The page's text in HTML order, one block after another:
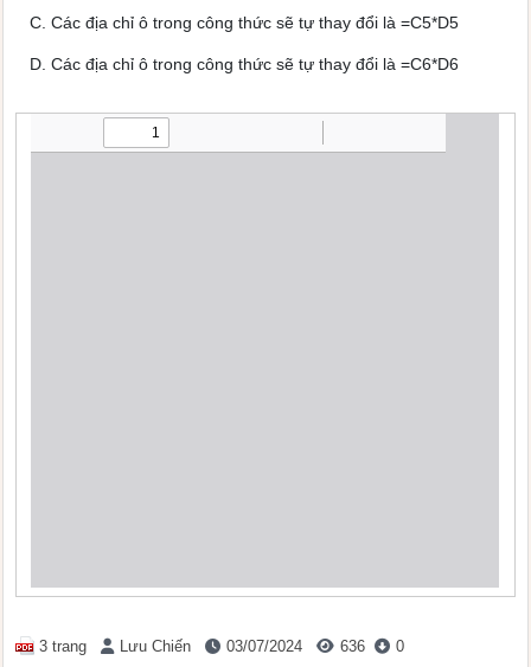
C. Các địa chỉ ô trong công thức sẽ tự thay đổi là =C5*D5
D. Các địa chỉ ô trong công thức sẽ tự thay đổi là =C6*D6
3 trang Lưu Chiến 03/07/2024 636 0